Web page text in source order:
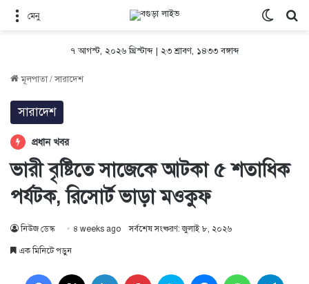
মেনু
৭ আগস্ট, ২০২৬ খ্রিস্টাব্দ| ২৩ শ্রাবণ, ১৪৩৩ বঙ্গাব্দ
মূলপাতা/সারাদেশ
সারাদেশ
প্রধান খবর
ভারী বৃষ্টিতে সাজেকে আটকা ৫ শতাধিক
পর্যটক, রিসোর্ট ভাড়া মওকুফ
নিউজ ডেস্ক ৪ weeks ago সর্বশেষ সংষ্করণ: জুলাই ৮, ২০২৬
এক মিনিটে পড়ুন
Facebook LinkedIn Pinterest Skype MessengerWhatsApp